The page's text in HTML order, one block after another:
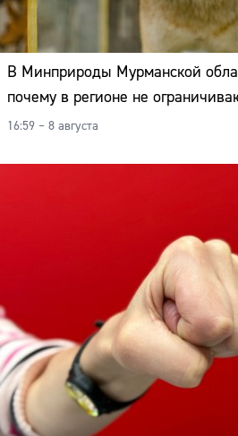
В Минприроды Мурманской
почему в регионе не
16:59 – 8 августа